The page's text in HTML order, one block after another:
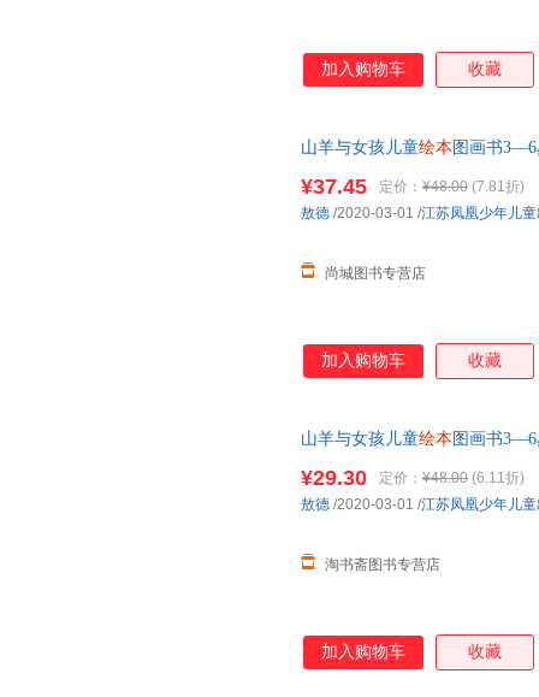
加入购物车 收藏
山羊与女孩儿童绘本 图画书3—6
¥37.45 定价： ¥48.00 (7.81折)
尚城图书专营店
敖德 /2020-03-01 /江苏凤凰少年儿
加入购物车 收藏
山羊与女孩儿童绘本 图画书3—6
¥29.30 定价： ¥48.00 (6.11折)
淘书斋图书专营店
敖德 /2020-03-01 /江苏凤凰少年儿
加入购物车 收藏